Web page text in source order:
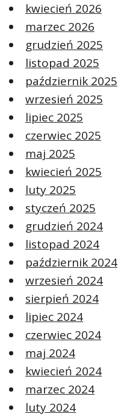
kwiecień 2026
marzec 2026
grudzień 2025
listopad 2025
październik 2025
wrzesień 2025
lipiec 2025
czerwiec 2025
maj 2025
kwiecień 2025
luty 2025
styczeń 2025
grudzień 2024
listopad 2024
październik 2024
wrzesień 2024
sierpień 2024
lipiec 2024
czerwiec 2024
maj 2024
kwiecień 2024
marzec 2024
luty 2024